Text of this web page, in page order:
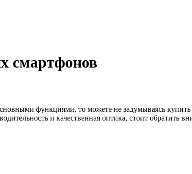
смартфонов
функциями, то можете не задумываясь
и качественная оптика, стоит обратить